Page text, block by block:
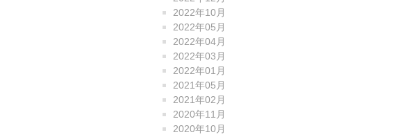
2022年10月
2022年05月
2022年04月
2022年03月
2022年01月
2021年05月
2021年02月
2020年11月
2020年10月